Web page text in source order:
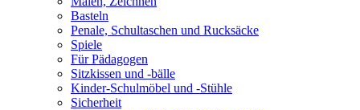
Basteln
Penale, Schultaschen und Rucksäcke
Spiele
Für Pädagogen
Sitzkissen und -bälle
Kinder-Schulmöbel und -Stühle
Sicherheit